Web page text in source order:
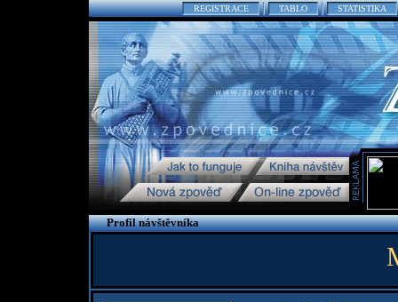
REGISTRACE TABLO STATISTIKA
Profil návštěvníka